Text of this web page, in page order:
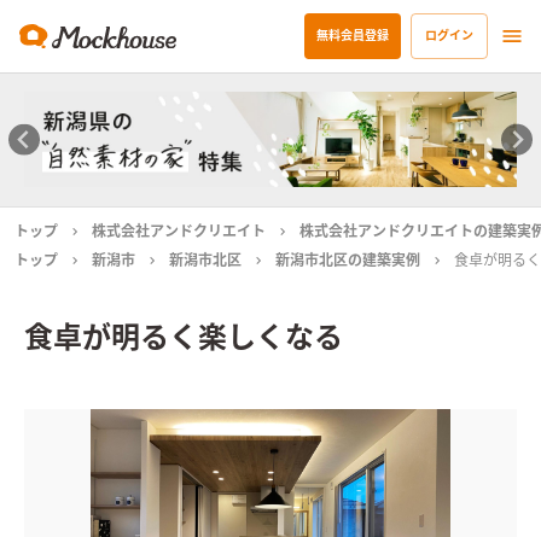
無料会員登録 ログイン
トップ 株式会社アンドクリエイト
株式会社アンドクリエイトの建築実
トップ
新潟市 新潟市北区 新潟市北区の建築実例 食卓が明る
食卓が明るく楽しくなる